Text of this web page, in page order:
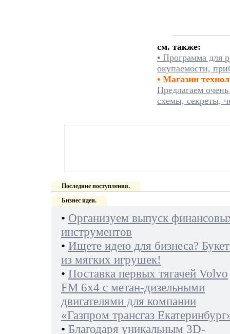
см. также:
• Программа для
окупаемости,
• Магазин
Предлагаем
схемы, секреты,
Последние поступления.
Бизнес идеи.
• Организуем выпуск
инструментов
• Ищете идею для бизнеса?
из мягких игрушек!
• Поставка первых тягачей Volvo
FM 6х4 с метан-дизельными
двигателями для компании
«Газпром трансгаз
• Благодаря уникальным 3D-